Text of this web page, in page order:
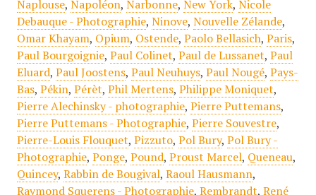
Naplouse, Napoléon, Narbonne, New York, Nicole
Debauque - Photographie, Ninove, Nouvelle Zélande,
Omar Khayam, Opium, Ostende, Paolo Bellasich, Paris,
Paul Bourgoignie, Paul Colinet, Paul de Lussanet, Paul
Eluard, Paul Joostens, Paul Neuhuys, Paul Nougé, Pays-
Bas, Pékin, Pérèt, Phil Mertens, Philippe Moniquet,
Pierre Alechinsky - photographie, Pierre Puttemans,
Pierre Puttemans - Photographie, Pierre Souvestre,
Pierre-Louis Flouquet, Pizzuto, Pol Bury, Pol Bury -
Photographie, Ponge, Pound, Proust Marcel, Queneau,
Quincey, Rabbin de Bougival, Raoul Hausmann,
Raymond Squerens - Photographie, Rembrandt, René